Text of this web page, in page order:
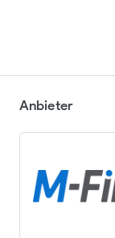
Anbieter